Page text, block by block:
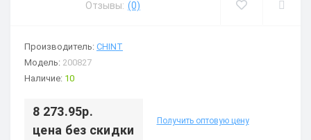
Отзывы: (0)
Производитель: CHINT
Модель: 200827
Наличие: 10
8 273.95р.
цена без скидки
Получить оптовую цену